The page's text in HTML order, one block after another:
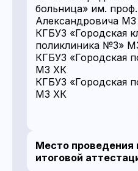
больница» им.
Александровича
КГБУЗ «Городская
поликлиника №3»
КГБУЗ «Городская
МЗ ХК
КГБУЗ «Городская
МЗ ХК
Место проведения
итоговой